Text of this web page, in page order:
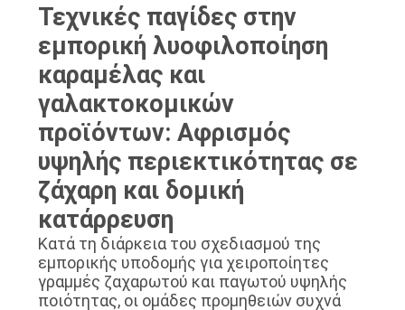
ΈΝΑ
ΑΠΌΣΠΑΣΜΑ
SITEMAP
ΠΟΛΙΤΙΚΉ
ΑΠΟΡΡΉΤΟΥ
Τεχνικές παγίδες στην
εμπορική λυοφιλοποίηση
καραμέλας και
γαλακτοκομικών
προϊόντων: Αφρισμός
υψηλής περιεκτικότητας σε
ζάχαρη και δομική
κατάρρευση
Κατά τη διάρκεια του σχεδιασμού της
εμπορικής υποδομής για χειροποίητες
γραμμές ζαχαρωτού και παγωτού υψηλής
ποιότητας, οι ομάδες προμηθειών συχνά